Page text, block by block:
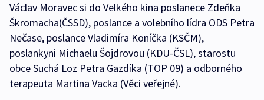
Václav Moravec si do Velkého kina poslanece Zdeňka
Škromacha(ČSSD), poslance a volebního lídra ODS Petra
Nečase, poslance Vladimíra Koníčka (KSČM),
poslankyni Michaelu Šojdrovou (KDU-ČSL), starostu
obce Suchá Loz Petra Gazdíka (TOP 09) a odborného
terapeuta Martina Vacka (Věci veřejné).